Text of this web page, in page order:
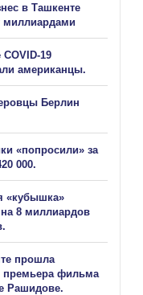
в Ташкенте
миллиардами
19
американцы.
Берлин
«попросили» за
000.
«кубышка»
8 миллиардов
прошла
премьера фильма
Рашидове.